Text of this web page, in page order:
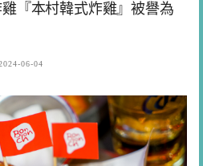
『本村韓式炸雞』被譽為
06-04